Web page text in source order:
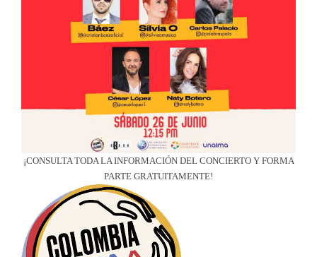
¡CONSULTA TODA LA INFORMACIÓN DEL CONCIERTO Y FORMA
PARTE GRATUITAMENTE!